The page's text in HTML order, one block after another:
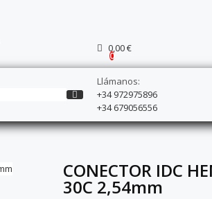
0,00 €
0
Llámanos:
+34 972975896
+34 679056556
CONECTOR IDC
30C 2,54mm